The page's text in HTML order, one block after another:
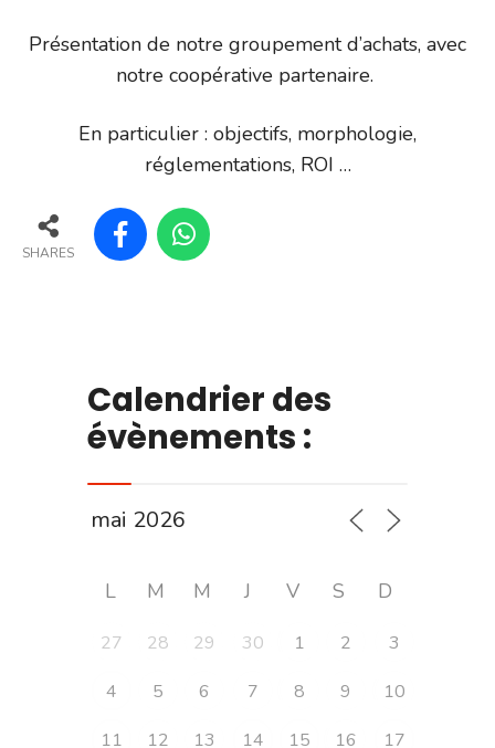
Présentation de notre groupement d’achats, avec
notre coopérative partenaire.
En particulier : objectifs, morphologie,
réglementations, ROI …
SHARES
Calendrier des
évènements :
L M M J V S D
27 28 29 30 1 2
3
4
5 6 7 8 9
10
11
12 13 14 15 16
17